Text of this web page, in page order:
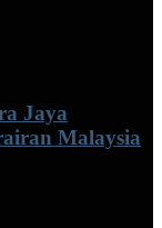
Jaya
Malaysia